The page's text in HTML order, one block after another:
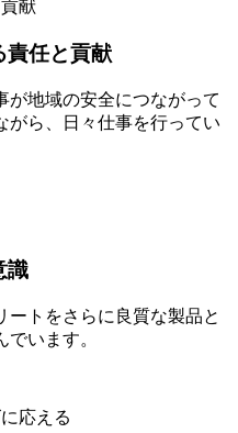
責任と貢献
が地域の安全につながって
がら、日々仕事を行ってい
識
ートをさらに良質な製品と
います。